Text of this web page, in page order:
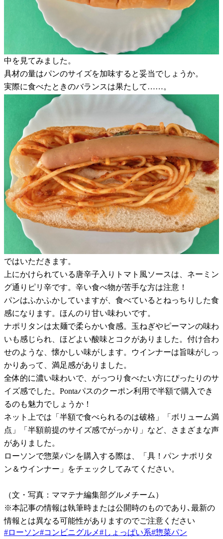
中を見てみました。
具材の量はパンのサイズを加味すると妥当でしょうか。
実際に食べたときのバランスは果たして……。
ではいただきます。
上にかけられている唐辛子入りトマト風ソースは、ネーミン
グ通りピリ辛です。辛い食べ物が苦手な方は注意！
パンはふかふかしていますが、食べているとねっちりした食
感になります。ほんのり甘い味わいです。
ナポリタンは太麺で柔らかい食感。玉ねぎやピーマンの味わ
いも感じられ、ほどよい酸味とコクがありました。付け合わ
せのような、懐かしい味がします。ウインナーは旨味がしっ
かりあって、満足感がありました。
全体的に濃い味わいで、がっつり食べたい方にぴったりのサ
イズ感でした。Pontaパスのクーポン利用で半額で購入でき
るのも魅力でしょうか！
ネット上では「半額で食べられるのは破格」「ボリューム満
点」「半額前提のサイズ感でがっかり」など、さまざまな声
がありました。
ローソンで惣菜パンを購入する際は、「具！パン ナポリタ
ン＆ウインナー」をチェックしてみてください。
（文・写真：ママテナ編集部グルメチーム）
※本記事の情報は執筆時または公開時のものであり､最新の
情報とは異なる可能性がありますのでご注意ください
#ローソン#コンビニグルメ#しょっぱい系#惣菜パン